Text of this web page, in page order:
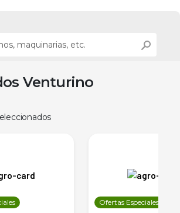
Venturino
Ofertas Especiales